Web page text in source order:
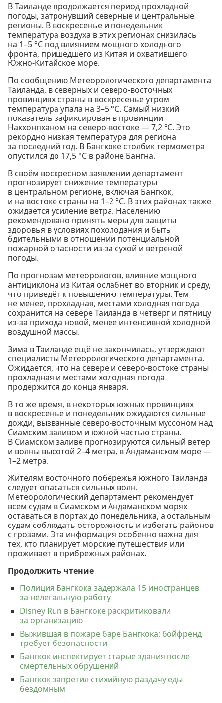
В Таиланде продолжается период прохладной
погоды, затронувший северные и центральные
регионы. В воскресенье и понедельник
температура воздуха в этих регионах снизилась
на 1–5 °C под влиянием мощного холодного
фронта, пришедшего из Китая и охватившего
Южно-Китайское море.
По сообщению Метеорологического департамента
Таиланда, в северных и северо-восточных
провинциях страны в воскресенье утром
температура упала на 3–5 °C. Самый низкий
показатель зафиксирован в провинции
Накхонпханом на северо-востоке — 7,2 °C. Это
рекордно низкая температура для региона
за последний год. В Бангкоке столбик термометра
опустился до 17,5 °C в районе Бангна.
В своём воскресном заявлении департамент
прогнозирует снижение температуры
в центральном регионе, включая Бангкок,
и на востоке страны на 1–2 °C. В этих районах также
ожидается усиление ветра. Населению
рекомендовано принять меры для защиты
здоровья в условиях похолодания и быть
бдительными в отношении потенциальной
пожарной опасности из-за сухой и ветреной
погоды.
По прогнозам метеорологов, влияние мощного
антициклона из Китая ослабнет во вторник и среду,
что приведёт к повышению температуры. Тем
не менее, прохладная, местами холодная погода
сохранится на севере Таиланда в четверг и пятницу
из-за прихода новой, менее интенсивной холодной
воздушной массы.
Зима в Таиланде ещё не закончилась, утверждают
специалисты Метеорологического департамента.
Ожидается, что на севере и северо-востоке страны
прохладная и местами холодная погода
продержится до конца января.
В то же время, в некоторых южных провинциях
в воскресенье и понедельник ожидаются сильные
дожди, вызванные северо-восточным муссоном над
Сиамским заливом и южной частью страны.
В Сиамском заливе прогнозируются сильный ветер
и волны высотой 2–4 метра, в Андаманском море —
1–2 метра.
Жителям восточного побережья южного Таиланда
следует опасаться сильных волн.
Метеорологический департамент рекомендует
всем судам в Сиамском и Андаманском морях
оставаться в портах до понедельника, а остальным
судам соблюдать осторожность и избегать районов
с грозами. Эта информация особенно важна для
тех, кто планирует морские путешествия или
проживает в прибрежных районах.
Продолжить чтение
Полиция Бангкока задержала 15 иностранцев
за нелегальную работу
Disney Run в Бангкоке раскритиковали
за организацию
Выжившая в пожаре баре Бангкока: бойфренд
требует безопасности
Бангкок инспектирует старые здания после
смертельных обрушений
Бангкок запретил стихийную раздачу еды
бездомным